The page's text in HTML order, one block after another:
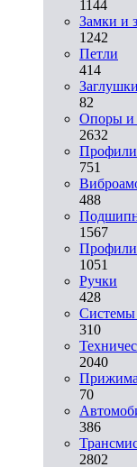
1144
Замки и
1242
Петли
414
82
Опоры и
2632
Профили
751
488
1567
Профили
1051
Ручки
428
Системы
310
2040
70
386
2802